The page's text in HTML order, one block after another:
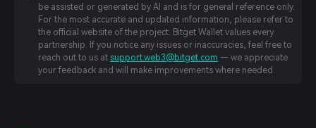
be assisted or generated by AI and is for general reference only.
For the most accurate and updated information, please refer to
the official website of the project. Bitget Wallet values every
partnership. If you notice any issues or inaccuracies, feel free to
reach out to us at support.web3@bitget.com — we appreciate
your feedback and will make improvements where needed.